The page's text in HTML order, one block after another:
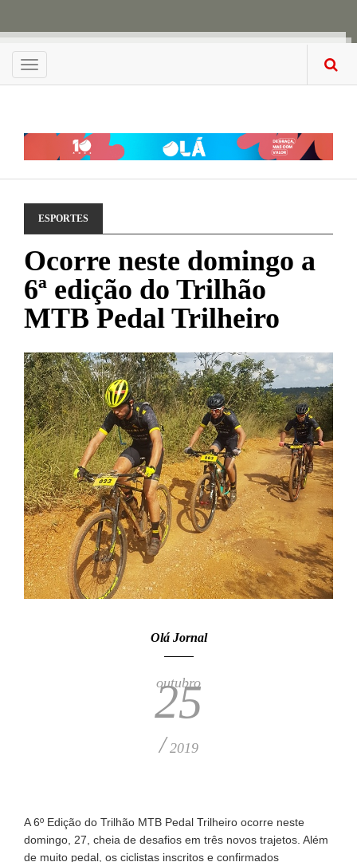
Menu
ESPORTES
Ocorre neste domingo a
6ª edição do Trilhão
MTB Pedal Trilheiro
Olá Jornal
outubro
25
/2019
A 6º Edição do Trilhão MTB Pedal Trilheiro ocorre neste
domingo, 27, cheia de desafios em três novos trajetos. Além
de muito pedal, os ciclistas inscritos e confirmados